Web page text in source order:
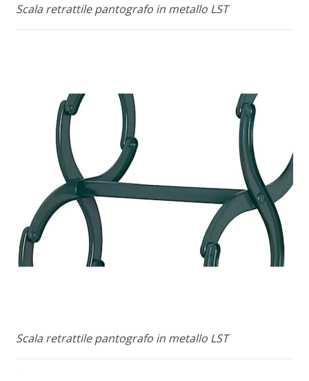
Scala retrattile pantografo in metallo LST
Scala retrattile pantografo in metallo LST